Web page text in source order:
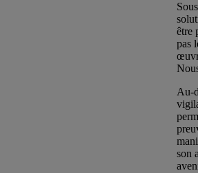
être
pas
Au-
son